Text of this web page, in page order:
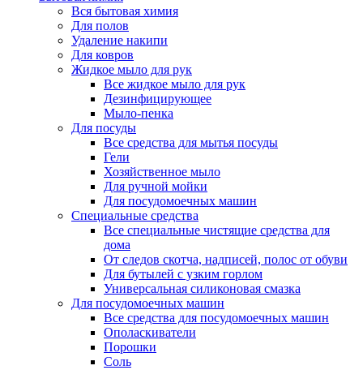
Вся бытовая химия
Для полов
Удаление накипи
Для ковров
Жидкое мыло для рук
Все жидкое мыло для рук
Дезинфицирующее
Мыло-пенка
Для посуды
Все средства для мытья посуды
Гели
Хозяйственное мыло
Для ручной мойки
Для посудомоечных машин
Специальные средства
Все специальные чистящие средства для
дома
От следов скотча, надписей, полос от обуви
Для бутылей с узким горлом
Универсальная силиконовая смазка
Для посудомоечных машин
Все средства для посудомоечных машин
Ополаскиватели
Порошки
Соль